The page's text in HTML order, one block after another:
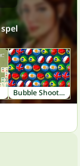
Bubble Shooter World Cup